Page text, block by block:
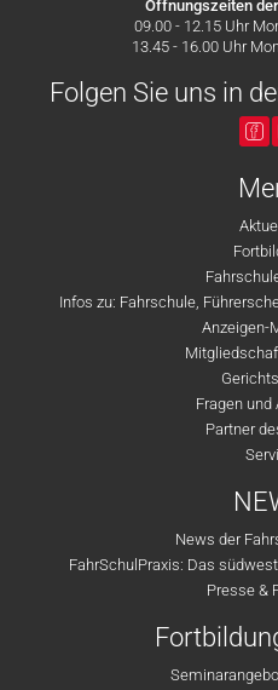
Öffnungszeiten
09.00 - 12.15 Uhr
13.45 - 16.00 Uhr
Folgen Sie uns in
Infos zu: Fahrschule,
Anzeigen-
Fragen
Partner
News der
FahrSchulPraxis: Das
Presse &